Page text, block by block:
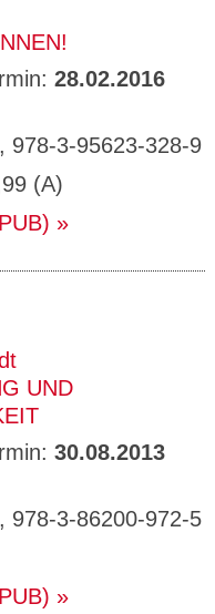
28.02.2016
978-3-95623-328-9
(A)
UND
30.08.2013
978-3-86200-972-5